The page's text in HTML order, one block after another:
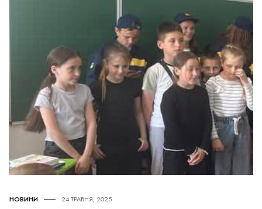
НОВИНИ 24 ТРАВНЯ, 2025